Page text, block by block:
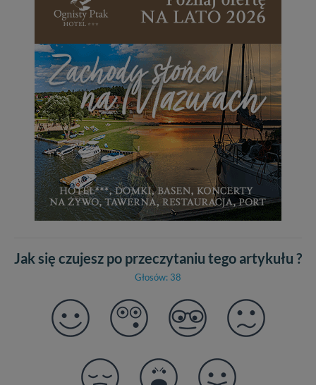
Jak się czujesz po przeczytaniu tego artykułu ?
Głosów: 38